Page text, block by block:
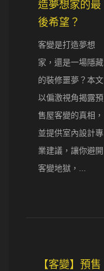
造夢想家的最
後希望？
客變是打造夢想
家，還是一場隱藏
的裝修噩夢？本文
以偏激視角揭露預
售屋客變的真相，
並提供室內設計專
業建議，讓你避開
客變地獄，...
【客變】預售